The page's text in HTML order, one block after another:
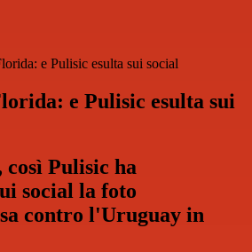
e Pulisic esulta sui social
e Pulisic esulta sui
Pulisic ha
social la foto
contro l'Uruguay in